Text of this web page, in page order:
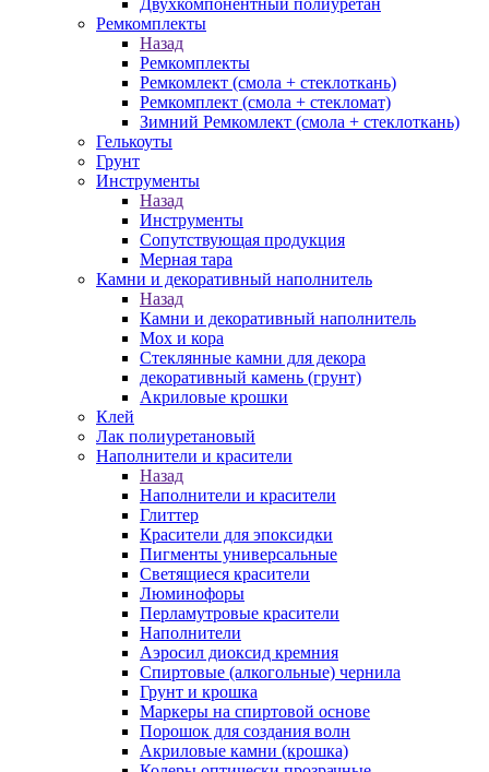
Двухкомпонентный полиуретан
Ремкомплекты
Назад
Ремкомплекты
Ремкомлект (смола + стеклоткань)
Ремкомплект (смола + стекломат)
Зимний Ремкомлект (смола + стеклоткань)
Гелькоуты
Грунт
Инструменты
Назад
Инструменты
Сопутствующая продукция
Мерная тара
Камни и декоративный наполнитель
Назад
Камни и декоративный наполнитель
Мох и кора
Стеклянные камни для декора
декоративный камень (грунт)
Акриловые крошки
Клей
Лак полиуретановый
Наполнители и красители
Назад
Наполнители и красители
Глиттер
Красители для эпоксидки
Пигменты универсальные
Светящиеся красители
Люминофоры
Перламутровые красители
Наполнители
Аэросил диоксид кремния
Спиртовые (алкогольные) чернила
Грунт и крошка
Маркеры на спиртовой основе
Порошок для создания волн
Акриловые камни (крошка)